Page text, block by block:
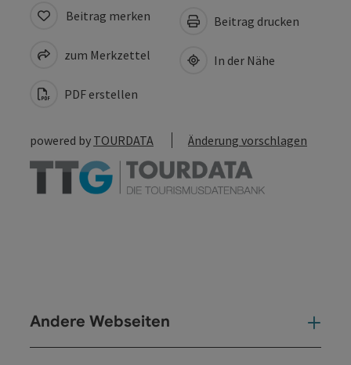
Beitrag merken
zum Merkzettel
PDF erstellen
Beitrag drucken
In der Nähe
powered by TOURDATA Änderung vorschlagen
Andere Webseiten